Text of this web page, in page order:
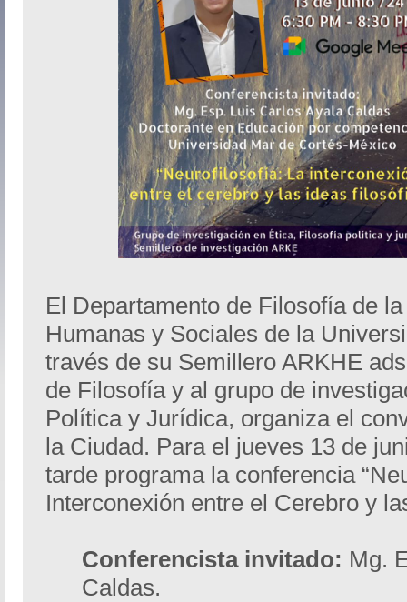
El Departamento de Filosofía de
Humanas y Sociales de la
través de su Semillero ARKHE
de Filosofía y al grupo de
Política y Jurídica, organiza el
la Ciudad. Para el jueves 13 de
tarde programa la conferencia
Interconexión entre el Cerebro y
Conferencista invitado: Mg.
Caldas.